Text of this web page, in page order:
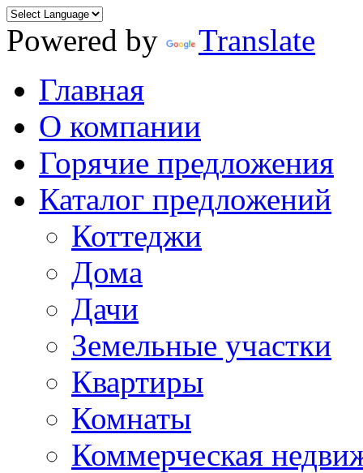
Powered by
Translate
Главная
О компании
Горячие предложения
Каталог предложений
Коттеджи
Дома
Дачи
Земельные участки
Квартиры
Комнаты
Коммерческая